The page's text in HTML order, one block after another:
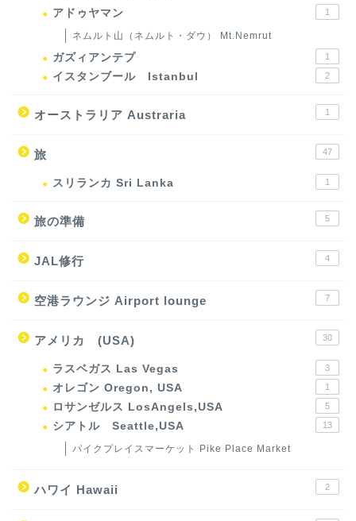
アドゥヤマン 1
ネムルト山（ネムルト・ダウ） Mt.Nemrut
ガズィアンテプ 1
イスタンブール Istanbul 2
オーストラリア Austraria 1
旅 47
スリランカ Sri Lanka 1
旅の準備 5
JAL修行 4
空港ラウンジ Airport lounge 7
アメリカ (USA) 30
ラスベガス Las Vegas 3
オレゴン Oregon, USA 1
ロサンゼルス LosAngels,USA 5
シアトル Seattle,USA 13
パイクプレイスマーケット Pike Place Market
ハワイ Hawaii 2